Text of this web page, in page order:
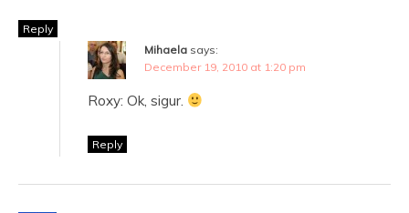
Reply
Mihaela says:
December 19, 2010 at 1:20 pm
Roxy: Ok, sigur.
Reply